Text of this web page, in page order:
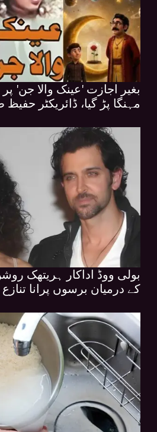
بغیر اجازت 'عینک والا جن' پر
مہنگا پڑ گیا، ڈائریکٹر
بولی ووڈ اداکار ہریتھک
کے درمیان برسوں پرانا تنازع